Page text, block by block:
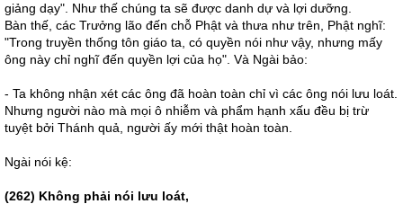
giảng dạy". Như thế chúng ta sẽ được danh dự và lợi dưỡng.
Bàn thế, các Trưởng lão đến chỗ Phật và thưa như trên, Phật nghĩ:
"Trong truyền thống tôn giáo ta, có quyền nói như vậy, nhưng mấy
ông này chỉ nghĩ đến quyền lợi của họ". Và Ngài bảo:
- Ta không nhận xét các ông đã hoàn toàn chỉ vì các ông nói lưu loát.
Nhưng người nào mà mọi ô nhiễm và phẩm hạnh xấu đều bị trừ
tuyệt bởi Thánh quả, người ấy mới thật hoàn toàn.
Ngài nói kệ:
(262) Không phải nói lưu loát,